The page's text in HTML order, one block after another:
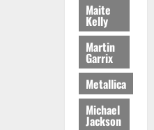
Maite
Kelly
Martin
Garrix
Metallica
Michael
Jackson